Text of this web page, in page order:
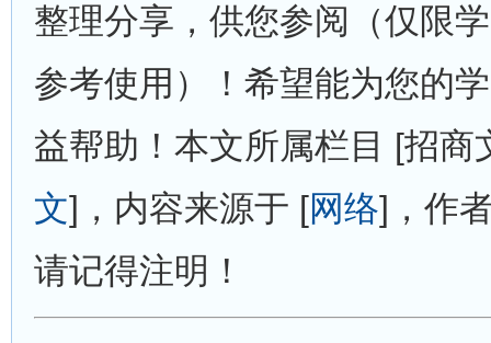
整理分享，供您参阅（仅限
参考使用）！希望能为您的
益帮助！本文所属栏目 [招商
文]，内容来源于 [网络]，作
请记得注明！